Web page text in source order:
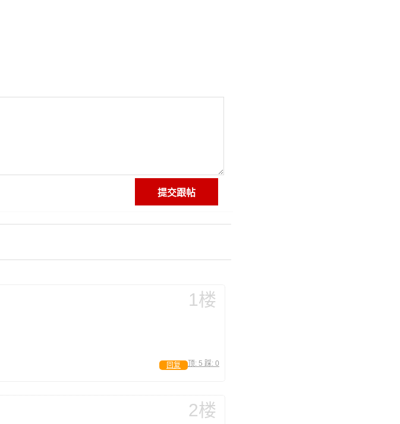
1楼
顶: 5 踩: 0
回复
2楼